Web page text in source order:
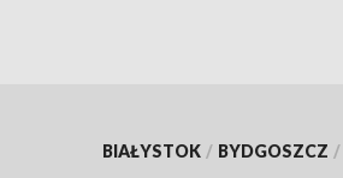
BIAŁYSTOK / BYDGOSZCZ /